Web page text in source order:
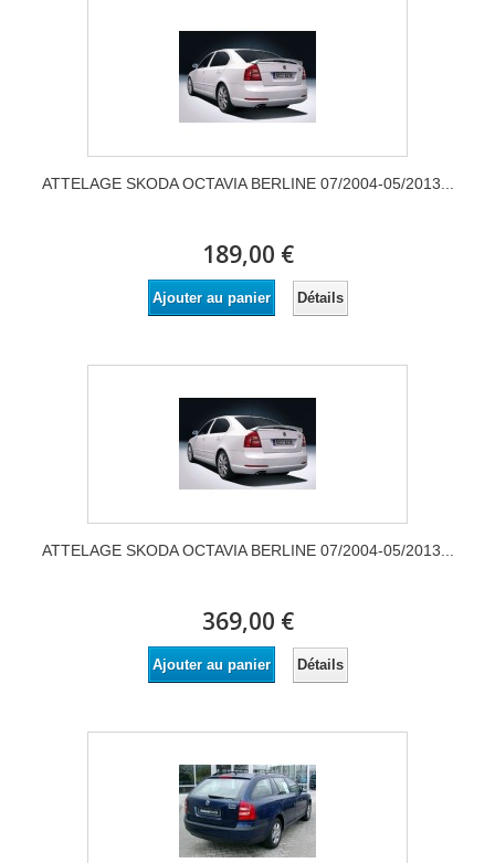
ATTELAGE SKODA OCTAVIA BERLINE 07/2004-05/2013...
189,00 €
Ajouter au panier Détails
ATTELAGE SKODA OCTAVIA BERLINE 07/2004-05/2013...
369,00 €
Ajouter au panier Détails